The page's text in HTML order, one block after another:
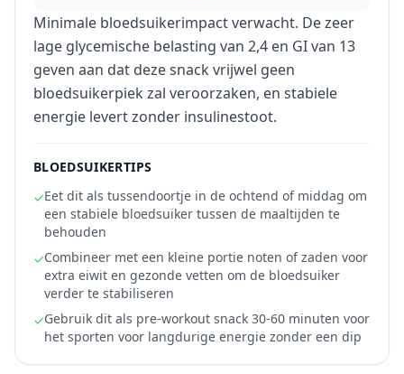
Minimale bloedsuikerimpact verwacht. De zeer
lage glycemische belasting van 2,4 en GI van 13
geven aan dat deze snack vrijwel geen
bloedsuikerpiek zal veroorzaken, en stabiele
energie levert zonder insulinestoot.
BLOEDSUIKERTIPS
✓Eet dit als tussendoortje in de ochtend of middag om
een stabiele bloedsuiker tussen de maaltijden te
behouden
✓Combineer met een kleine portie noten of zaden voor
extra eiwit en gezonde vetten om de bloedsuiker
verder te stabiliseren
✓Gebruik dit als pre-workout snack 30-60 minuten voor
het sporten voor langdurige energie zonder een dip